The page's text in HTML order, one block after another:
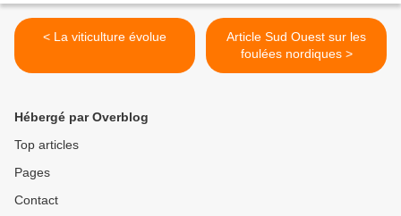
< La viticulture évolue
Article Sud Ouest sur les
foulées nordiques >
Hébergé par Overblog
Top articles
Pages
Contact